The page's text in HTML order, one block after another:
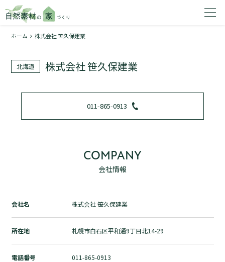
1
トップページ
加盟店検索
自然素材の家づくりとは？
ホーム 株式会社 笹久保建業
北海道 株式会社 笹久保建業
011-865-0913
COMPANY
会社情報
会社名 株式会社 笹久保建業
所在地 札幌市白石区平和通9丁目北14-29
電話番号 011-865-0913